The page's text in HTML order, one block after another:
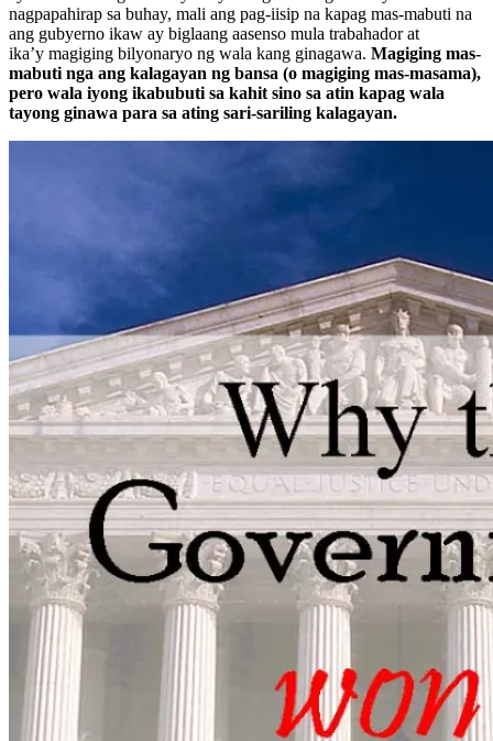
nagpapahirap sa buhay, mali ang pag-iisip na kapag mas-mabuti na
ang gubyerno ikaw ay biglaang aasenso mula trabahador at
ika’y magiging bilyonaryo ng wala kang ginagawa. Magiging mas-
mabuti nga ang kalagayan ng bansa (o magiging mas-masama),
pero wala iyong ikabubuti sa kahit sino sa atin kapag wala
tayong ginawa para sa ating sari-sariling kalagayan.